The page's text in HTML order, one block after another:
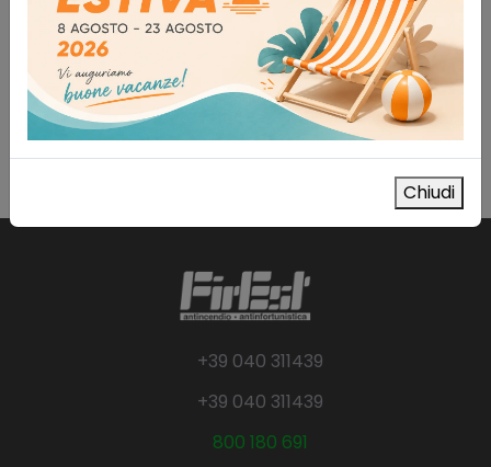
299,00
IVA esclusa
AGGIUNGI AL CARRELLO
Aggiungi alla lista dei desideri
+39 040 311439
+39 040 311439
800 180 691
Chiudi